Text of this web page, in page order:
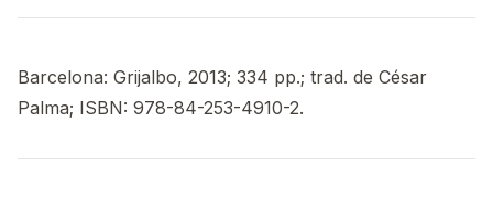
Barcelona: Grijalbo, 2013; 334 pp.; trad. de César
Palma; ISBN: 978-84-253-4910-2.